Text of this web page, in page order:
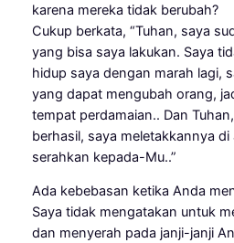
karena mereka tidak berubah?
Cukup berkata, “Tuhan, saya
yang bisa saya lakukan. Saya
hidup saya dengan marah lagi,
yang dapat mengubah orang,
tempat perdamaian.. Dan
berhasil, saya meletakkannya di
serahkan kepada-Mu..”
Ada kebebasan ketika Anda
Saya tidak mengatakan untuk
dan menyerah pada janji-janji